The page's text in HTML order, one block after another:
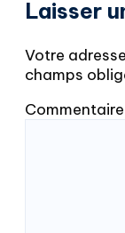
Laisser
Votre
champs
Commentaire